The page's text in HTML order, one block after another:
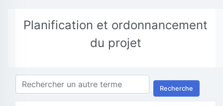
Planification et ordonnancement
du projet
Recherche